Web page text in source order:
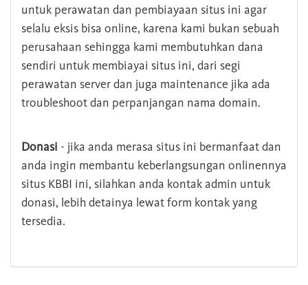
untuk perawatan dan pembiayaan situs ini agar
selalu eksis bisa online, karena kami bukan sebuah
perusahaan sehingga kami membutuhkan dana
sendiri untuk membiayai situs ini, dari segi
perawatan server dan juga maintenance jika ada
troubleshoot dan perpanjangan nama domain.
Donasi - jika anda merasa situs ini bermanfaat dan
anda ingin membantu keberlangsungan onlinennya
situs KBBI ini, silahkan anda kontak admin untuk
donasi, lebih detainya lewat form kontak yang
tersedia.